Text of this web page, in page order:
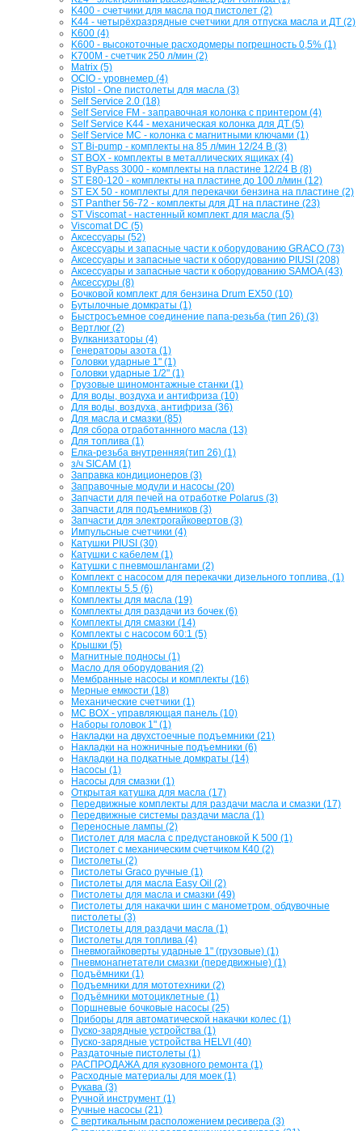
K400 - счетчики для масла под пистолет (2)
K44 - четырёхразрядные счетчики для отпуска масла и ДТ (2)
K600 (4)
K600 - высокоточные расходомеры погрешность 0,5% (1)
K700M - счетчик 250 л/мин (2)
Matrix (5)
OCIO - уровнемер (4)
Pistol - One пистолеты для масла (3)
Self Service 2.0 (18)
Self Service FM - заправочная колонка с принтером (4)
Self Service K44 - механическая колонка для ДТ (5)
Self Service MC - колонка с магнитными ключами (1)
ST Bi-pump - комплекты на 85 л/мин 12/24 В (3)
ST BOX - комплекты в металлических ящиках (4)
ST ByPass 3000 - комплекты на пластине 12/24 В (8)
ST E80-120 - комплекты на пластине до 100 л/мин (12)
ST EX 50 - комплекты для перекачки бензина на пластине (2)
ST Panther 56-72 - комплекты для ДТ на пластине (23)
ST Viscomat - настенный комплект для масла (5)
Viscomat DC (5)
Аксессуары (52)
Аксессуары и запасные части к оборудованию GRACO (73)
Аксессуары и запасные части к оборудованию PIUSI (208)
Аксессуары и запасные части к оборудованию SAMOA (43)
Аксессуры (8)
Бочковой комплект для бензина Drum EX50 (10)
Бутылочные домкраты (1)
Быстросъемное соединение папа-резьба (тип 26) (3)
Вертлюг (2)
Вулканизаторы (4)
Генераторы азота (1)
Головки ударные 1" (1)
Головки ударные 1/2" (1)
Грузовые шиномонтажные станки (1)
Для воды, воздуха и антифриза (10)
Для воды, воздуха, антифриза (36)
Для масла и смазки (85)
Для сбора отработаннного масла (13)
Для топлива (1)
Елка-резьба внутренняя(тип 26) (1)
з/ч SICAM (1)
Заправка кондиционеров (3)
Заправочные модули и насосы (20)
Запчасти для печей на отработке Polarus (3)
Запчасти для подъемников (3)
Запчасти для электрогайковертов (3)
Импульсные счетчики (4)
Катушки PIUSI (30)
Катушки с кабелем (1)
Катушки с пневмошлангами (2)
Комплект с насосом для перекачки дизельного топлива, (1)
Комплекты 5.5 (6)
Комплекты для масла (19)
Комплекты для раздачи из бочек (6)
Комплекты для смазки (14)
Комплекты с насосом 60:1 (5)
Крышки (5)
Магнитные подносы (1)
Масло для оборудования (2)
Мембранные насосы и комплекты (16)
Мерные емкости (18)
Механические счетчики (1)
МС BOX - управляющая панель (10)
Наборы головок 1" (1)
Накладки на двухстоечные подъемники (21)
Накладки на ножничные подъемники (6)
Накладки на подкатные домкраты (14)
Насосы (1)
Насосы для смазки (1)
Открытая катушка для масла (17)
Передвижные комплекты для раздачи масла и смазки (17)
Передвижные системы раздачи масла (1)
Переносные лампы (2)
Пистолет для масла с предустановкой K 500 (1)
Пистолет с механическим счетчиком К40 (2)
Пистолеты (2)
Пистолеты Graco ручные (1)
Пистолеты для масла Easy Oil (2)
Пистолеты для масла и смазки (49)
Пистолеты для накачки шин с манометром, обдувочные
пистолеты (3)
Пистолеты для раздачи масла (1)
Пистолеты для топлива (4)
Пневмогайковерты ударные 1" (грузовые) (1)
Пневмонагнетатели смазки (передвижные) (1)
Подъёмники (1)
Подъемники для мототехники (2)
Подъёмники мотоциклетные (1)
Поршневые бочковые насосы (25)
Приборы для автоматической накачки колес (1)
Пуско-зарядные устройства (1)
Пуско-зарядные устройства HELVI (40)
Раздаточные пистолеты (1)
РАСПРОДАЖА для кузовного ремонта (1)
Расходные материалы для моек (1)
Рукава (3)
Ручной инструмент (1)
Ручные насосы (21)
С вертикальным расположением ресивера (3)